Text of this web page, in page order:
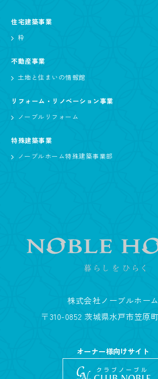
住宅建築事業
粋
不動産事業
土地と住まいの情報館
リフォーム・リノベーション事業
ノーブルリフォーム
特殊建築事業
ノーブルホーム特殊建築事業部
株式会社ノーブルホーム
〒310-0852 茨城県水戸市笠原
オーナー様向けサイト